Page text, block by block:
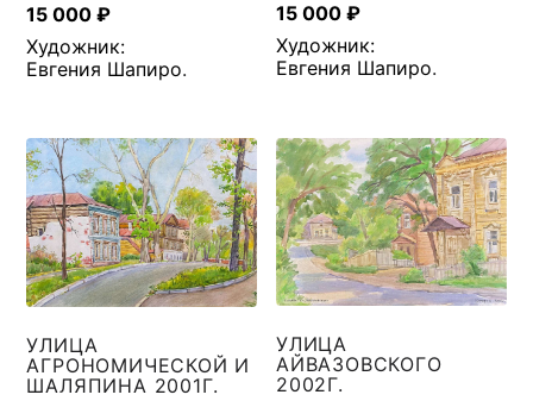
15 000₽
Художник:
Евгения Шапиро.
15 000₽
Художник:
Евгения Шапиро.
УЛИЦА
АГРОНОМИЧЕСКОЙ И
ШАЛЯПИНА 2001Г.
УЛИЦА
АЙВАЗОВСКОГО
2002Г.